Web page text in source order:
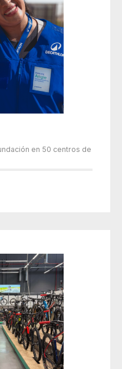
en 50 centros de